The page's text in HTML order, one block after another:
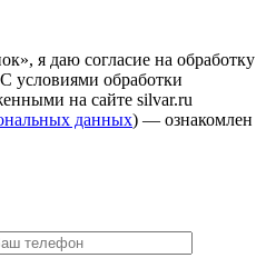
я даю согласие на обработку
условиями обработки
на сайте silvar.ru
данных) — ознакомлен